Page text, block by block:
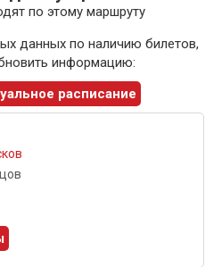
по этому маршруту
данных по наличию билетов,
информацию:
расписание